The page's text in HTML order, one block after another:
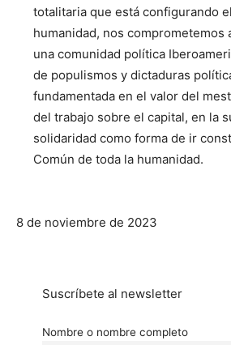
totalitaria que está configurando
humanidad, nos comprometemos
una comunidad política
de populismos y dictaduras
fundamentada en el valor del
del trabajo sobre el capital, en la
solidaridad como forma de ir
Común de toda la humanidad.
8 de noviembre de 2023
Suscríbete al newsletter
Nombre o nombre completo